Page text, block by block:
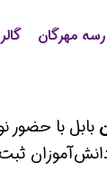
مهرگان
بابل با حضور